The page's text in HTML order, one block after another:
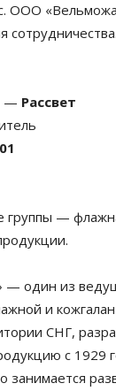
ООО
сотрудничества.
— Рассвет
группы —
— один из
и
СНГ,
с 1929
занимается